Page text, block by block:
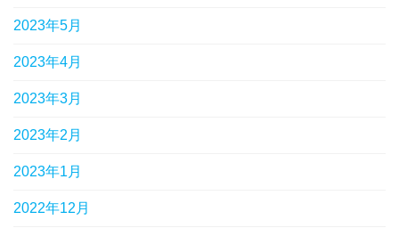
2023年5月
2023年4月
2023年3月
2023年2月
2023年1月
2022年12月